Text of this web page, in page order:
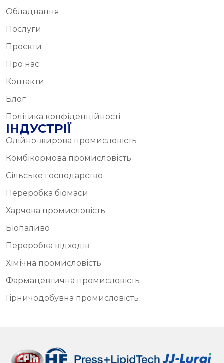
Обладнання
Послуги
Проєкти
Про нас
Контакти
Блог
Політика конфіденційності
ІНДУСТРІЇ
Олійно-жирова промисловість
Комбікормова промисловість
Сільське господарство
Переробка біомаси
Харчова промисловість
Біопаливо
Переробка відходів
Хімічна промисловість
Фармацевтична промисловість
Гірничодобувна промисловість